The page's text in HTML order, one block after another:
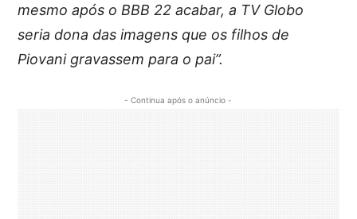
mesmo após o BBB 22 acabar, a TV Globo
seria dona das imagens que os filhos de
Piovani gravassem para o pai”.
- Continua após o anúncio -